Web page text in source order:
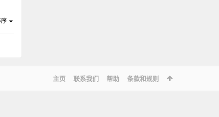
主页 联系我们 帮助 条款和规则